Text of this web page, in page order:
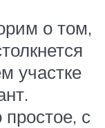
о том,
участке
с